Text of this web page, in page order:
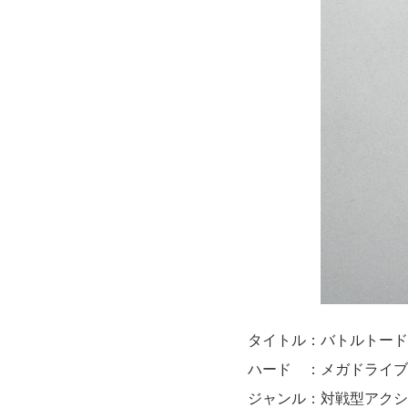
タイトル：バトルトード
ハード ：メガドライブ
ジャンル：対戦型アク